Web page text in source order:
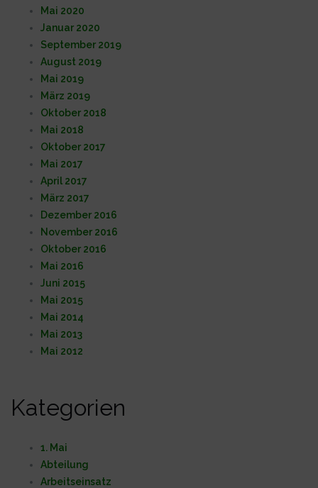
Mai 2020
Januar 2020
September 2019
August 2019
Mai 2019
März 2019
Oktober 2018
Mai 2018
Oktober 2017
Mai 2017
April 2017
März 2017
Dezember 2016
November 2016
Oktober 2016
Mai 2016
Juni 2015
Mai 2015
Mai 2014
Mai 2013
Mai 2012
Kategorien
1. Mai
Abteilung
Arbeitseinsatz